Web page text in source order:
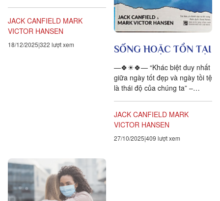
JACK CANFIELD MARK
VICTOR HANSEN
18/12/2025 322 lượt xem SỐNG HOẶC TỒN TẠI
—🍀☀🍀— “Khác biệt duy nhất
giữa ngày tốt đẹp và ngày tồi tệ
là thái độ của chúng ta” –
JACK CANFIELD MARK
VICTOR HANSEN
27/10/2025 409 lượt xem